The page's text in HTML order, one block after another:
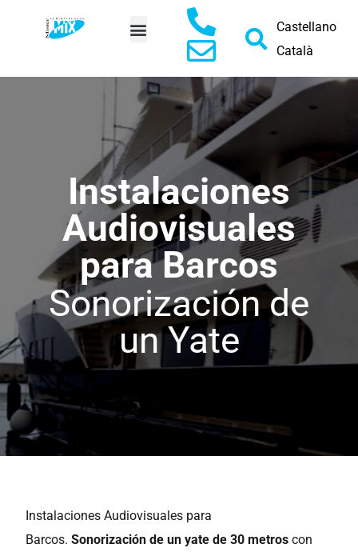
Castellano
Català
Instalaciones
Audiovisuales
para Barcos
Sonorización de
un Yate
Instalaciones Audiovisuales para
Barcos.Sonorización de un yate de 30 metros con